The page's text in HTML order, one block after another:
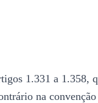
1.331 a 1.358,
na